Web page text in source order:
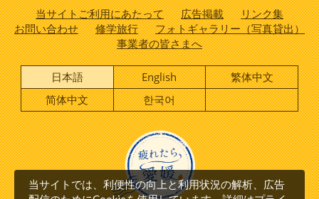
当サイトご利用にあたって 広告掲載
リンク集
お問い合わせ
修学旅行
フォトギャラリー（写真貸出）
事業者の皆さまへ
日本語 English
繁体中文
简体中文
한국어
当サイトでは、利便性の向上と利用状況の解析、広告